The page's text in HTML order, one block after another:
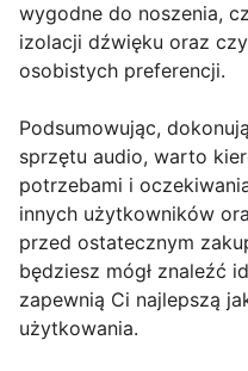
wygodne do noszenia,
izolacji dźwięku oraz
osobistych preferencji.
Podsumowując,
sprzętu audio, warto
potrzebami i
innych użytkowników
przed ostatecznym
będziesz mógł znaleźć
zapewnią Ci najlepszą
użytkowania.